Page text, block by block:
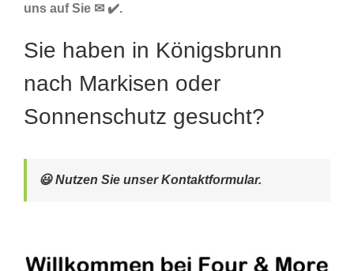
uns auf Sie ✉ ✔️.
Sie haben in Königsbrunn
nach Markisen oder
Sonnenschutz gesucht?
😃 Nutzen Sie unser Kontaktformular.